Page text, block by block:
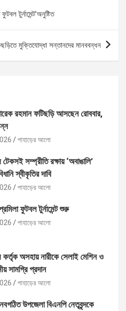
টুর্নামেন্ট’অনুষ্টিত
মুক্তিযোদ্ধা সন্তানদের মানববন্ধন
রহমান ফটিছড়ি আসছেন রোববার,
পাহাড়ের আলো
টেকসই সম্প্রীতি রক্ষায় ‘অবাঙালি’
স্বীকৃতির দাবি
পাহাড়ের আলো
ফুটবল টুর্নামেন্ট শুরু
পাহাড়ের আলো
কর্তৃক অসহায় নারীকে সেলাই মেশিন ও
সামগ্রি প্রদান
পাহাড়ের আলো
উপজেলা বিএনপি নেতৃবৃন্দকে